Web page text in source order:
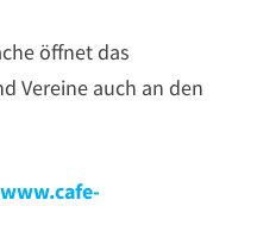
öffnet das
Vereine auch an den
www.cafe-